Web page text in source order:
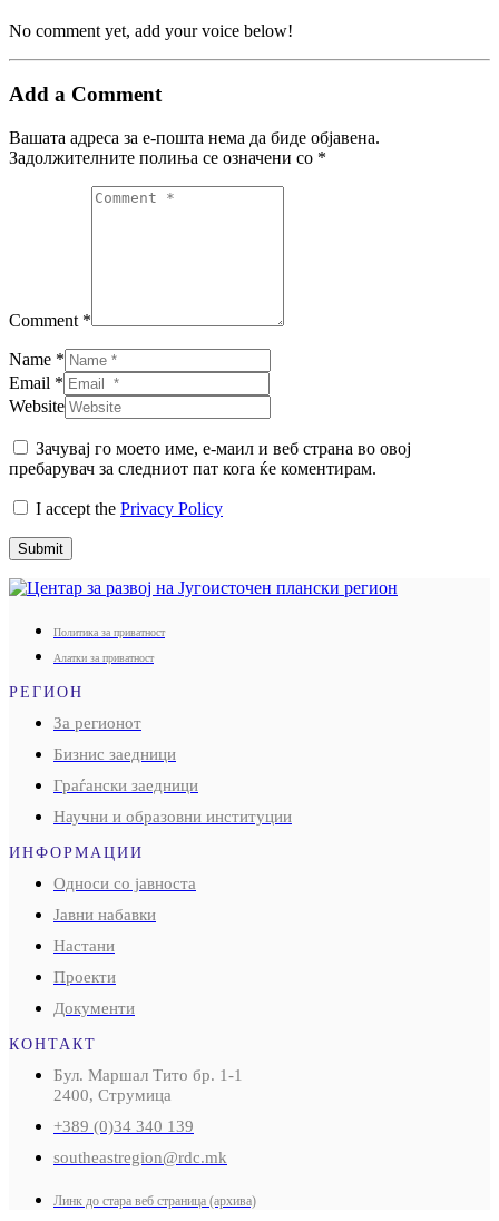
No comment yet, add your voice below!
Add a Comment
Вашата адреса за е-пошта нема да биде објавена.
Задолжителните полиња се означени со *
Comment *
Name *
Email *
Website
Зачувај го моето име, е-маил и веб страна во овој
пребарувач за следниот пат кога ќе коментирам.
I accept the Privacy Policy
Submit
Политика за приватност
Алатки за приватност
РЕГИОН
За регионот
Бизнис заедници
Граѓански заедници
Научни и образовни институции
ИНФОРМАЦИИ
Односи со јавноста
Јавни набавки
Настани
Проекти
Документи
КОНТАКТ
Бул. Маршал Тито бр. 1-1
2400, Струмица
+389 (0)34 340 139
southeastregion@rdc.mk
Линк до стара веб страница (архива)